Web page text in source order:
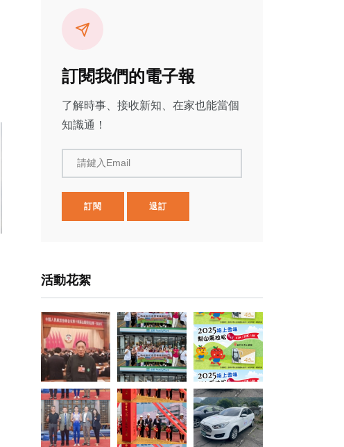
訂閱我們的電子報
了解時事、接收新知、在家也能當個
知識通！
請鍵入Email
訂閱 退訂
活動花絮